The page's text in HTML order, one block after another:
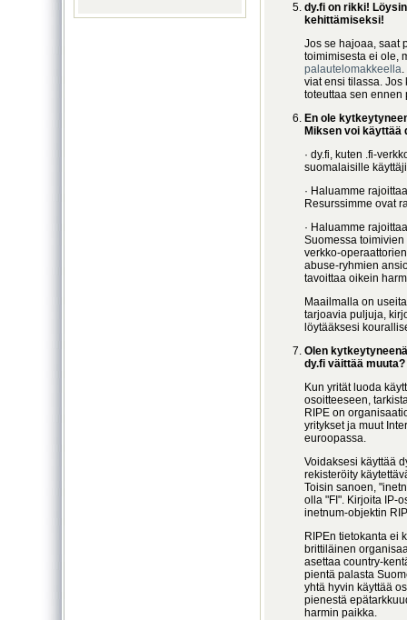
dy.fi on rikki!
kehittämiseksi!
Jos se hajoaa, saat
toimimisesta ei ole,
palautelomakkeella
viat ensi tilassa. Jos
toteuttaa sen ennen
En ole
Miksen voi käyttää
· dy.fi, kuten .fi-
suomalaisille
· Haluamme
Resurssimme ovat
· Haluamme
Suomessa
verkko-
abuse-ryhmien
tavoittaa oikein
Maailmalla on
tarjoavia puljuja,
löytääksesi
Olen
dy.fi väittää muuta?
Kun yrität luoda
osoitteeseen,
RIPE on
yritykset ja muut
euroopassa.
Voidaksesi käyttää
rekisteröity
Toisin sanoen,
olla "FI". Kirjoita IP-
inetnum-objektin
RIPEn tietokanta ei
brittiläinen
asettaa country-
pientä palasta
yhtä hyvin käyttää
pienestä
harmin paikka.